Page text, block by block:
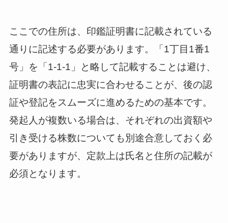
ここでの住所は、印鑑証明書に記載されている
通りに記述する必要があります。「1丁目1番1
号」を「1-1-1」と略して記載することは避け、
証明書の表記に忠実に合わせることが、後の認
証や登記をスムーズに進めるための基本です。
発起人が複数いる場合は、それぞれの出資額や
引き受ける株数についても別途合意しておく必
要がありますが、定款上は氏名と住所の記載が
必須となります。